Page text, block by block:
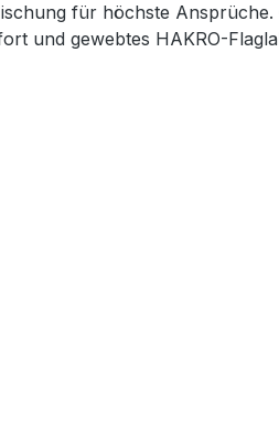
für höchste Ansprüche.
und gewebtes HAKRO-